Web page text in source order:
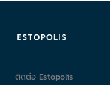
ติดต่อ Estopolis